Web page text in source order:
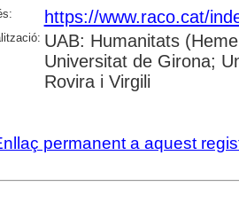
https://www.raco.cat/
UAB: Humanitats
Universitat de Girona;
Rovira i Virgili
permanent a aquest